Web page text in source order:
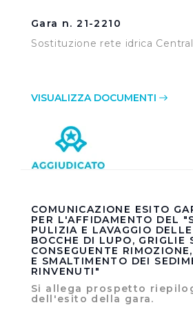
Cliccando su "Personalizza"
direttamente le proprie preferenze
Cliccando su "Rifiuta" o sulla "X"
la sola eccezione dei cookie
presente banner comporta il
impostazioni di default e dunque la
tracciamento ad esclusione di
indispensabili per una corretta
pagina.
Gara n. 21-2210
Sostituzione rete idrica
VISUALIZZA DOCUMENTI
COMUNICAZIONE ESITO
PER L'AFFIDAMENTO DEL
PULIZIA E LAVAGGIO
BOCCHE DI LUPO, GRIGLIE
CONSEGUENTE
E SMALTIMENTO DEI
RINVENUTI"
Si allega prospetto
dell'esito della gara.